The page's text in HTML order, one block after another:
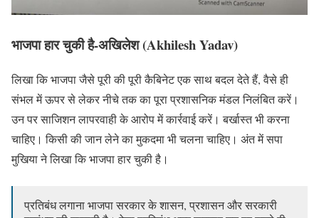
भाजपा हार चुकी है-अखिलेश (Akhilesh Yadav)
लिखा कि भाजपा जैसे पूरी की पूरी कैबिनेट एक साथ बदल देते हैं, वैसे ही
संभल में ऊपर से लेकर नीचे तक का पूरा प्रशासनिक मंडल निलंबित करें।
उन पर साजिशन लापरवाही के आरोप में कार्रवाई करें। बर्खास्त भी करना
चाहिए। किसी की जान लेने का मुकदमा भी चलना चाहिए। अंत में सपा
मुखिया ने लिखा कि भाजपा हार चुकी है।
प्रतिबंध लगाना भाजपा सरकार के शासन, प्रशासन और सरकारी